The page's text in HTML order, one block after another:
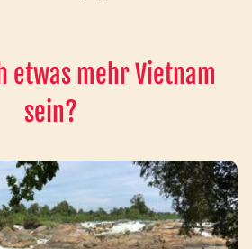
etwas mehr Vietnam
sein?